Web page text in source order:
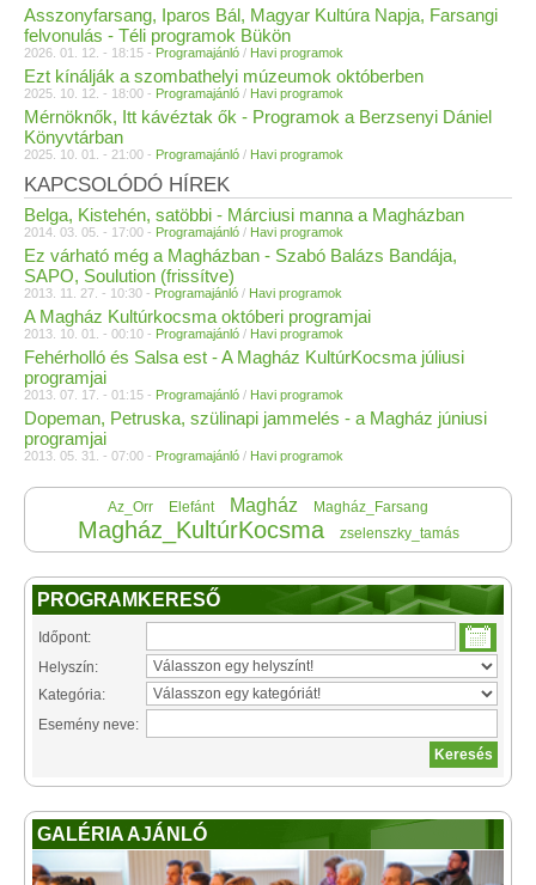
Asszonyfarsang, Iparos Bál, Magyar Kultúra Napja, Farsangi
felvonulás - Téli programok Bükön
2026. 01. 12. - 18:15 - Programajánló / Havi programok
Ezt kínálják a szombathelyi múzeumok októberben
2025. 10. 12. - 18:00 - Programajánló / Havi programok
Mérnöknők, Itt kávéztak ők - Programok a Berzsenyi Dániel
Könyvtárban
2025. 10. 01. - 21:00 - Programajánló / Havi programok
KAPCSOLÓDÓ HÍREK
Belga, Kistehén, satöbbi - Márciusi manna a Magházban
2014. 03. 05. - 17:00 - Programajánló / Havi programok
Ez várható még a Magházban - Szabó Balázs Bandája,
SAPO, Soulution (frissítve)
2013. 11. 27. - 10:30 - Programajánló / Havi programok
A Magház Kultúrkocsma októberi programjai
2013. 10. 01. - 00:10 - Programajánló / Havi programok
Fehérholló és Salsa est - A Magház KultúrKocsma júliusi
programjai
2013. 07. 17. - 01:15 - Programajánló / Havi programok
Dopeman, Petruska, szülinapi jammelés - a Magház júniusi
programjai
2013. 05. 31. - 07:00 - Programajánló / Havi programok
Az_Orr Elefánt Magház Magház_Farsang
Magház_KultúrKocsma zselenszky_tamás
PROGRAMKERESŐ
Időpont:
Helyszín:
Kategória:
Esemény neve:
GALÉRIA AJÁNLÓ